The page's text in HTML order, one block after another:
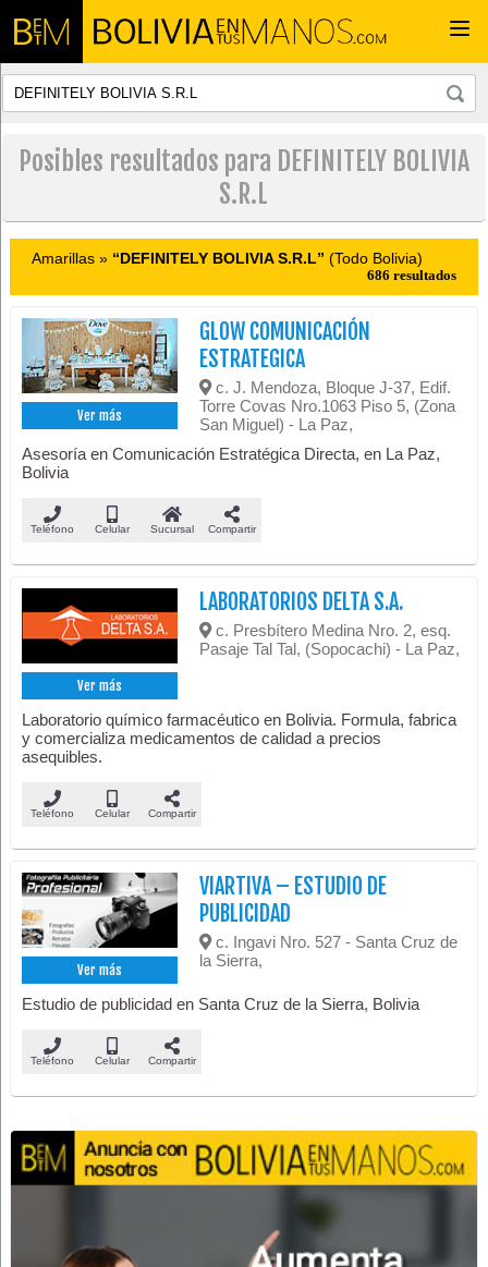
Posibles resultados para DEFINITELY BOLIVIA
S.R.L
Amarillas » “DEFINITELY BOLIVIA S.R.L” (Todo Bolivia)
686 resultados
Ver más
GLOW COMUNICACIÓN
ESTRATEGICA
c. J. Mendoza, Bloque J-37, Edif.
Torre Covas Nro.1063 Piso 5, (Zona
San Miguel) - La Paz,
Asesoría en Comunicación Estratégica Directa, en La Paz,
Bolivia
Teléfono Celular Sucursal Compartir
Ver más
LABORATORIOS DELTA S.A.
c. Presbítero Medina Nro. 2, esq.
Pasaje Tal Tal, (Sopocachi) - La Paz,
Laboratorio químico farmacéutico en Bolivia. Formula, fabrica
y comercializa medicamentos de calidad a precios
asequibles.
Teléfono Celular Compartir
Ver más
VIARTIVA – ESTUDIO DE
PUBLICIDAD
c. Ingavi Nro. 527 - Santa Cruz de
la Sierra,
Estudio de publicidad en Santa Cruz de la Sierra, Bolivia
Teléfono Celular Compartir